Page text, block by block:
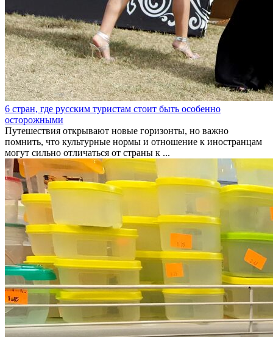
6 стран, где русским туристам стоит быть особенно
осторожными
Путешествия открывают новые горизонты, но важно
помнить, что культурные нормы и отношение к иностранцам
могут сильно отличаться от страны к ...